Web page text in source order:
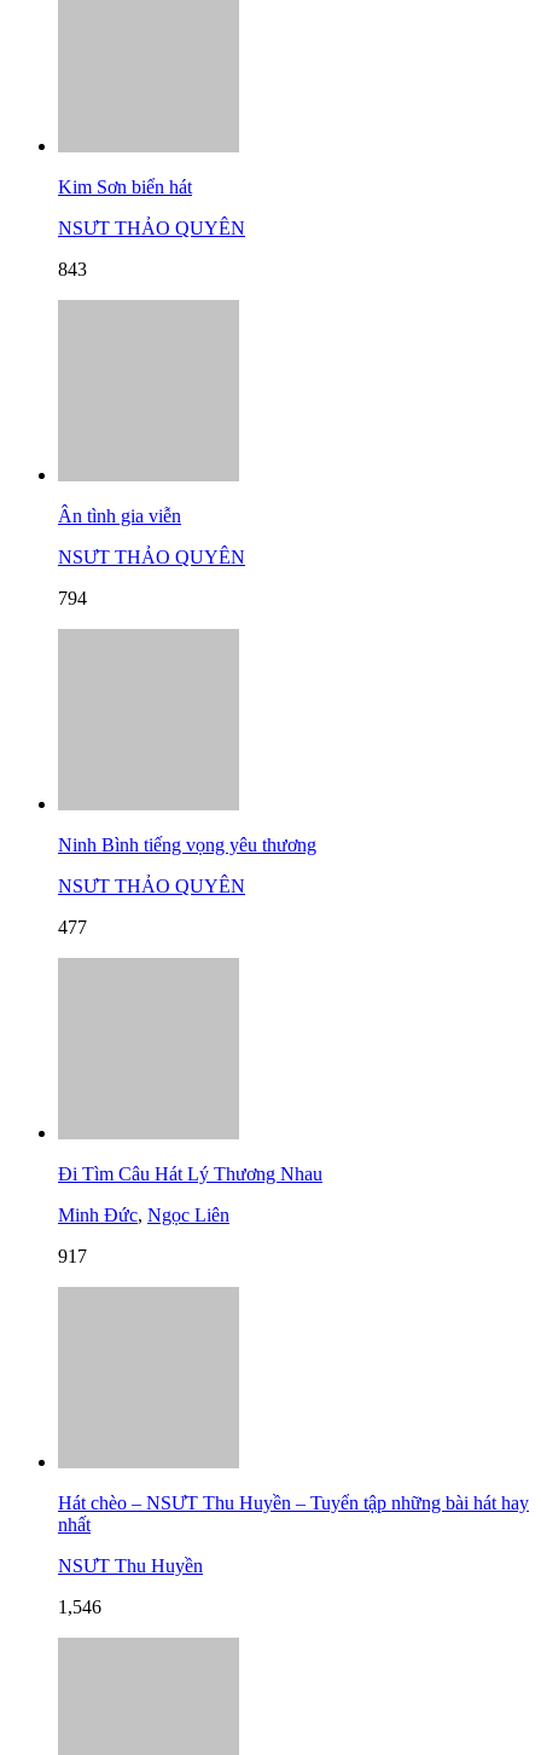
Kim Sơn biển hát
NSƯT THẢO QUYÊN
843
Ân tình gia viễn
NSƯT THẢO QUYÊN
794
Ninh Bình tiếng vọng yêu thương
NSƯT THẢO QUYÊN
477
Đi Tìm Câu Hát Lý Thương Nhau
Minh Đức, Ngọc Liên
917
Hát chèo – NSƯT Thu Huyền – Tuyển tập những bài hát hay
nhất
NSƯT Thu Huyền
1,546